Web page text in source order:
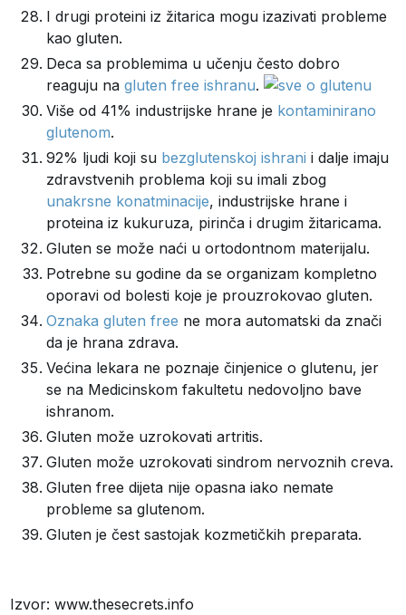
I drugi proteini iz žitarica mogu izazivati probleme
kao gluten.
Deca sa problemima u učenju često dobro
reaguju nagluten free ishranu.
Više od 41% industrijske hrane je kontaminirano
glutenom.
92% ljudi koji su bezglutenskoj ishrani i dalje imaju
zdravstvenih problema koji su imali zbog
unakrsne konatminacije, industrijske hrane i
proteina iz kukuruza, pirinča i drugim žitaricama.
Gluten se može naći u ortodontnom materijalu.
Potrebne su godine da se organizam kompletno
oporavi od bolesti koje je prouzrokovao gluten.
Oznaka gluten free ne mora automatski da znači
da je hrana zdrava.
Većina lekara ne poznaje činjenice o glutenu, jer
se na Medicinskom fakultetu nedovoljno bave
ishranom.
Gluten može uzrokovati artritis.
Gluten može uzrokovati sindrom nervoznih creva.
Gluten free dijeta nije opasna iako nemate
probleme sa glutenom.
Gluten je čest sastojak kozmetičkih preparata.
Izvor: www.thesecrets.info